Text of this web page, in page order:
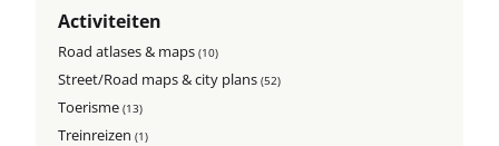
Activiteiten
Road atlases & maps(10)
Street/Road maps & city plans(52)
Toerisme(13)
Treinreizen(1)